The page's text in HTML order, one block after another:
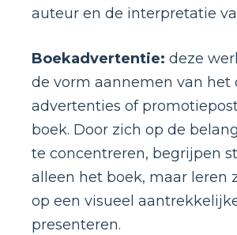
auteur en de interpretatie
Boekadvertentie: deze
de vorm aannemen van het
advertenties of
boek. Door zich op de
te concentreren, begrijpen
alleen het boek, maar leren
op een visueel
presenteren.